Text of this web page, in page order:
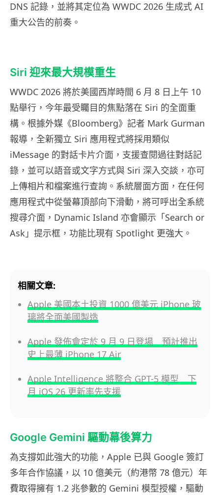
DNS 記錄，並將其定位為 WWDC 2026 生成式 AI
重大公告的前奏。
Siri 迎來最大規模重生
WWDC 2026 將於美國西岸時間 6 月 8 日上午 10
點舉行，今年最受矚目的焦點落在 Siri 的全面重
構。根據外媒《Bloomberg》記者 Mark Gurman
報導，全新獨立 Siri 應用程式將採用類似
iMessage 的對話卡片介面，支援查閱過往對話記
錄，並可以語音或文字方式與 Siri 深入交談，亦可
上傳相片和檔案進行查詢。系統層面方面，在任何
應用程式中從螢幕頂部向下滑動，將可呼出全系統
搜尋介面，Dynamic Island 亦會顯示「Search or
Ask」提示框，功能比現有 Spotlight 更強大。
相關文章:
Apple 美國本土投資 1000 億美元 iPhone 玻
璃將全面美國製造
Apple 發佈會定於 9 月 9 日登場 預計推出
史上最薄 iPhone 17 Air
Apple Intelligence 將整合 GPT-5 模型 下
月 iOS 26 更新率先支援
Google Gemini 驅動幕後算力
為支撐如此強大的功能，Apple 已與 Google 簽訂
多年合作協議，以 10 億美元（約港幣 78 億元）年
費取得擁有 1.2 兆參數的 Gemini 模型授權，驅動